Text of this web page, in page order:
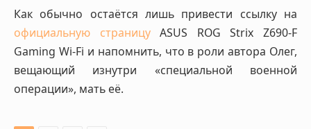
Как обычно остаётся лишь привести ссылку на
официальную страницуASUS ROG Strix Z690-F
Gaming Wi-Fi и напомнить, что в роли автора Олег,
вещающий изнутри «специальной военной
операции», мать её.